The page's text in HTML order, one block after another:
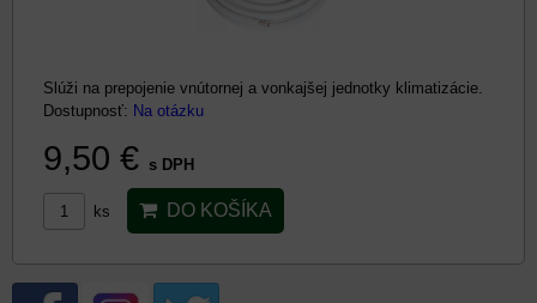
Slúži na prepojenie vnútornej a vonkajšej jednotky klimatizácie.
Dostupnosť: Na otázku
9,50 € s DPH
ks DO KOŠÍKA